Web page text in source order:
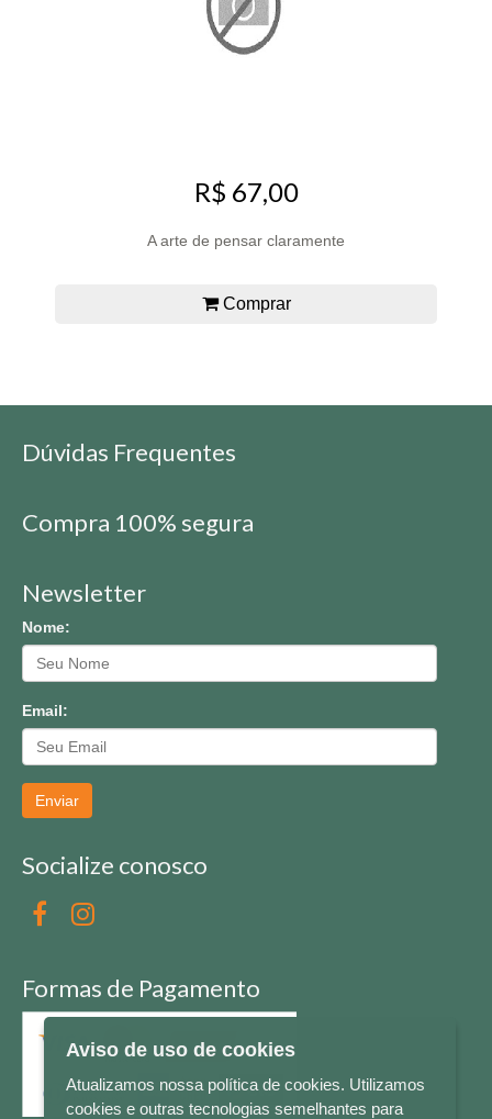
R$ 67,00
A arte de pensar claramente
Comprar
Dúvidas Frequentes
Compra 100% segura
Newsletter
Nome:
Email:
Enviar
Socialize conosco
Formas de Pagamento
Aviso de uso de cookies
Atualizamos nossa política de cookies. Utilizamos
cookies e outras tecnologias semelhantes para